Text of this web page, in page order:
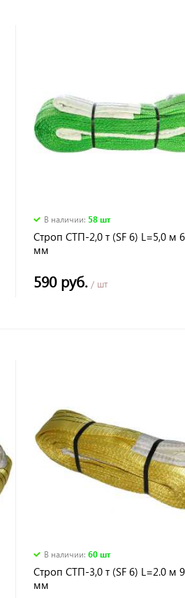
В наличии: 58 шт
Строп СТП-2,0 т (SF 6) L=5,0 м
мм
590 руб./ шт
В наличии: 60 шт
Строп СТП-3,0 т (SF 6) L=2.0 м
мм